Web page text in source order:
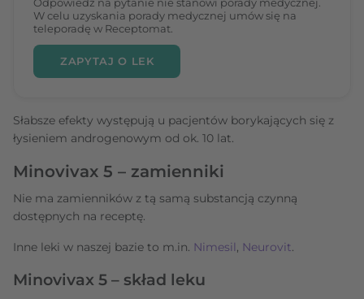
W celu uzyskania porady medycznej umów się na
teleporadę w Receptomat.
ZAPYTAJ O LEK
Słabsze efekty występują u pacjentów borykających się z
łysieniem androgenowym od ok. 10 lat.
Minovivax 5 – zamienniki
Nie ma zamienników z tą samą substancją czynną
dostępnych na receptę.
Inne leki w naszej bazie to m.in. Nimesil, Neurovit.
Minovivax 5 – skład leku